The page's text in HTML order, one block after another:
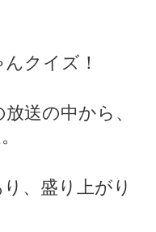
クイズ！
送の中から、
、盛り上がり